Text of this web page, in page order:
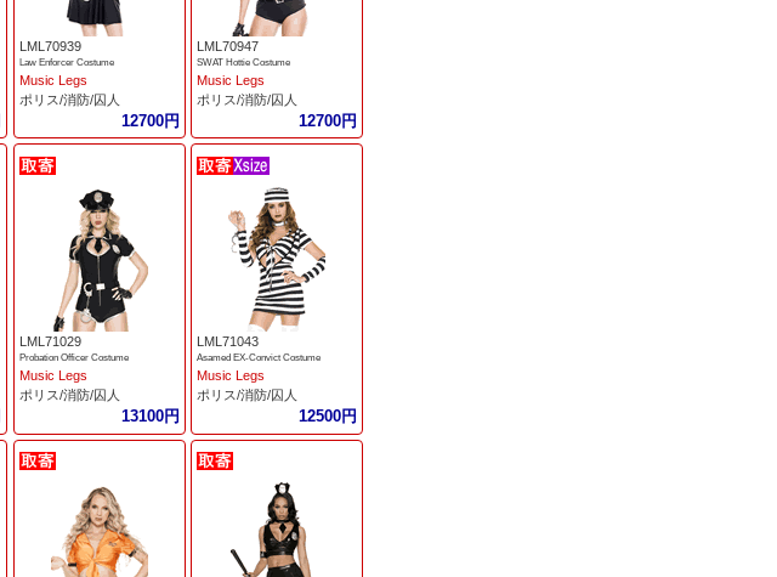
LML70939
Law Enforcer Costume
Music Legs
ポリス/消防/囚人
12700円
LML70947
SWAT Hottie Costume
Music Legs
ポリス/消防/囚人
12700円
LML71029
Probation Officer Costume
Music Legs
ポリス/消防/囚人
13100円
LML71043
Asamed EX-Convict Costume
Music Legs
ポリス/消防/囚人
12500円